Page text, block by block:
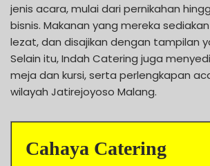
jenis acara, mulai dari pernikahan
bisnis. Makanan yang mereka
lezat, dan disajikan dengan tampilan
Selain itu, Indah Catering juga
meja dan kursi, serta perlengkapan
wilayah Jatirejoyoso Malang.
Cahaya Catering